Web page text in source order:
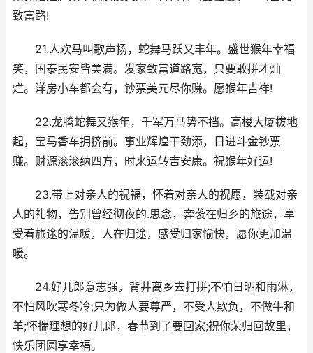
致富路!
21.人欢马叫歌声扬，蛇舞马跃又丰年。盛世猴年幸福
笑，国泰民安皆美满。发家致富道路宽，只要敢拼才灿
烂。洋房小车都会有，钞票美元尽你赚。愿猴年吉祥!
22.龙腾蛇舞又猴年，千军万马势不挡。高楼大厦拔地
起，宝马香车拥挤前。事业辉煌干劲添，日进斗金钞票
赚。财源滚滚纳四方，时来运转吉安康。祝猴年好运!
23.带上对亲人的祝福，怀着对亲人的祝愿，装载对亲
人的礼物，告别曾经彻夜的.思念，奔袭在归乡的旅途，享
受着旅途的温暖，人在归途，感受归家愉快，愿你更加温
暖。
24.好儿郎意志强，背井离乡去打拼;不怕日晒和雨淋，
不怕风吹寒冬冷;只为做人要尊严，不受人欺负，不做牛和
羊;怀揣理想的好儿郎，春节到了要回家;祝你荣归回故里，
快乐团圆享幸福。